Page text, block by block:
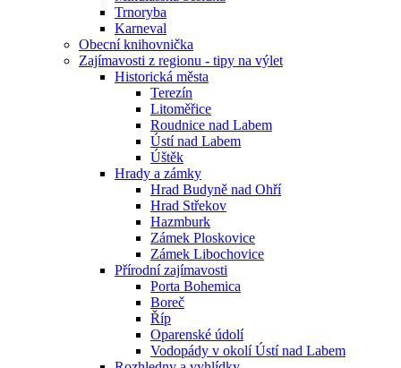
Trnoryba
Karneval
Obecní knihovnička
Zajímavosti z regionu - tipy na výlet
Historická města
Terezín
Litoměřice
Roudnice nad Labem
Ústí nad Labem
Úštěk
Hrady a zámky
Hrad Budyně nad Ohří
Hrad Střekov
Hazmburk
Zámek Ploskovice
Zámek Libochovice
Přírodní zajímavosti
Porta Bohemica
Boreč
Říp
Oparenské údolí
Vodopády v okolí Ústí nad Labem